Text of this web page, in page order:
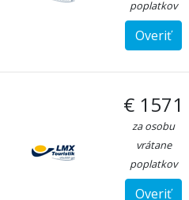
poplatkov
Overiť
€ 1571
za osobu
vrátane
poplatkov
Overiť